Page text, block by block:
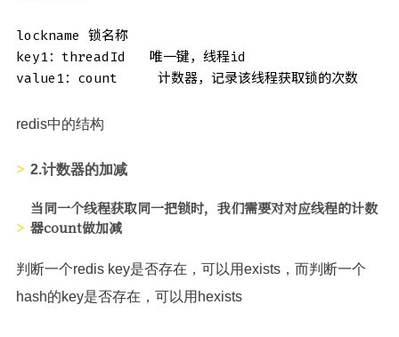
lockname 锁名称
key1：threadId   唯一键，线程id
value1：count     计数器，记录该线程获取锁的次数
redis中的结构
2.计数器的加减
当同一个线程获取同一把锁时，我们需要对对应线程的计数
器count做加减
判断一个redis key是否存在，可以用exists，而判断一个
hash的key是否存在，可以用hexists